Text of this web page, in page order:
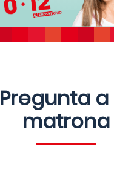
Pregunta
matrona